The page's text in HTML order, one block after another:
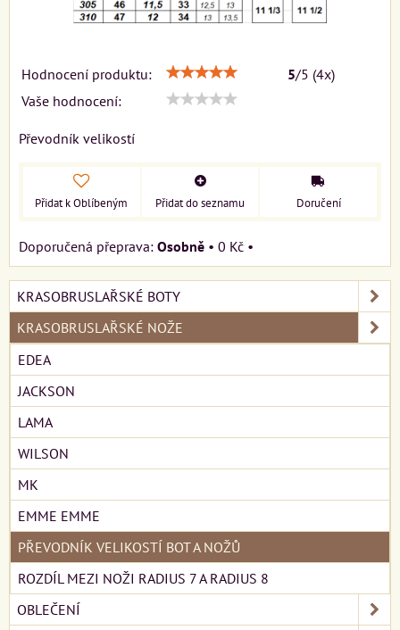
Hodnocení produktu: 5/5 (4x)
Vaše hodnocení:
Převodník velikostí
Přidat k Oblíbeným Přidat do seznamu Doručení
Osobně • 0 Kč •
KRASOBRUSLAŘSKÉ BOTY
KRASOBRUSLAŘSKÉ NOŽE
EDEA
JACKSON
LAMA
WILSON
MK
EMME EMME
PŘEVODNÍK VELIKOSTÍ BOT A NOŽŮ
ROZDÍL MEZI NOŽI RADIUS 7 A RADIUS 8
OBLEČENÍ